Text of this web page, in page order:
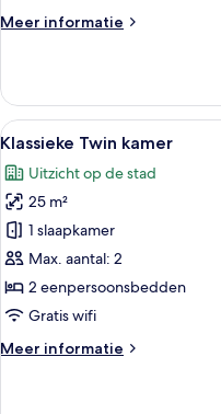
Meer informatie
Meer
tweepersoonskamer,
kingsize
Alle
foto's
voor
Klassieke
Twin
kamer
laden
5
Klassieke Twin kamer
Uitzicht op de stad
25 m²
1 slaapkamer
Max. aantal: 2
2 eenpersoonsbedden
Gratis wifi
Meer informatie
Meer